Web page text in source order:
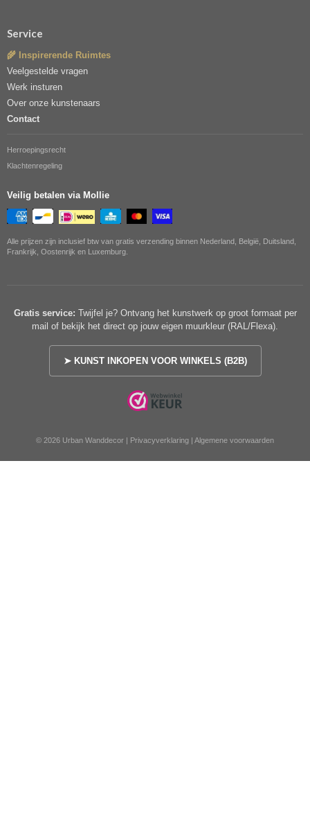
Service
🌾 Inspirerende Ruimtes
Veelgestelde vragen
Werk insturen
Over onze kunstenaars
Contact
Herroepingsrecht
Klachtenregeling
Veilig betalen via Mollie
Alle prijzen zijn inclusief btw van gratis verzending binnen Nederland, België, Duitsland,
Frankrijk, Oostenrijk en Luxemburg.
Gratis service: Twijfel je? Ontvang het kunstwerk op groot formaat per
mail of bekijk het direct op jouw eigen muurkleur (RAL/Flexa).
➤ KUNST INKOPEN VOOR WINKELS (B2B)
© 2026 Urban Wanddecor | Privacyverklaring | Algemene voorwaarden